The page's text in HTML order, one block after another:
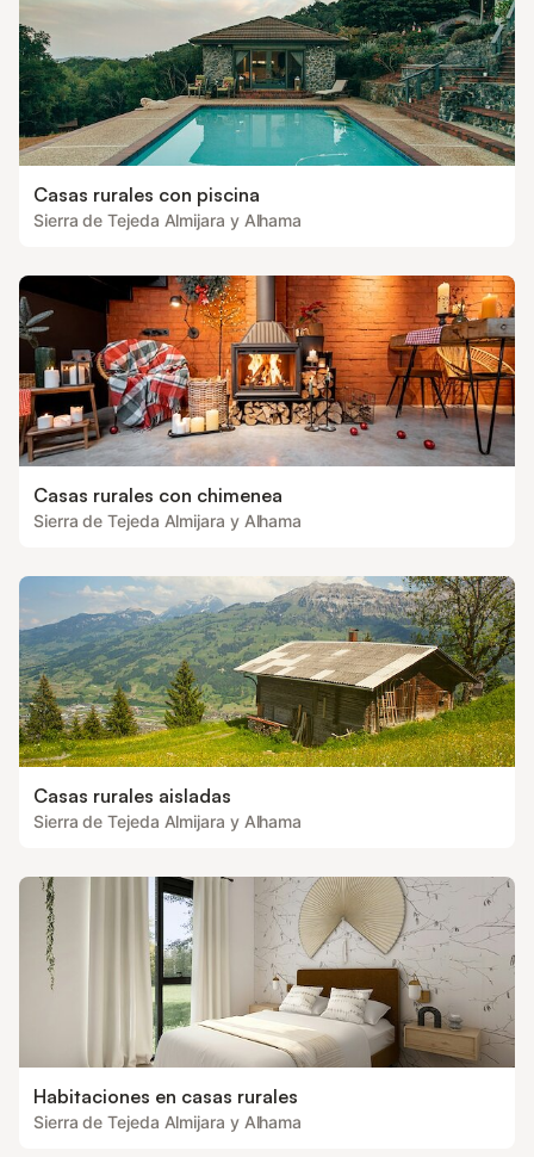
Casas rurales con piscina
Sierra de Tejeda Almijara y Alhama
Casas rurales con chimenea
Sierra de Tejeda Almijara y Alhama
Casas rurales aisladas
Sierra de Tejeda Almijara y Alhama
Habitaciones en casas rurales
Sierra de Tejeda Almijara y Alhama